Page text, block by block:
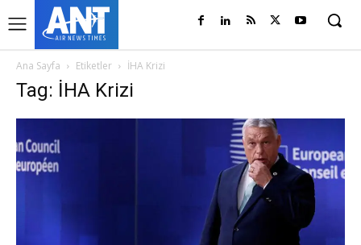
Ana Sayfa Etiketler İHA Krizi
Tag: İHA Krizi